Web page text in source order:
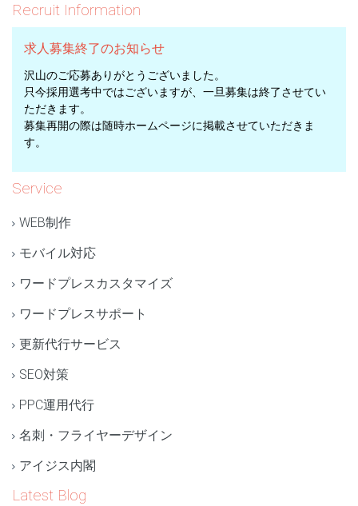
Recruit Information
求人募集終了のお知らせ
沢山のご応募ありがとうございました。
只今採用選考中ではございますが、一旦募集は終了させてい
ただきます。
募集再開の際は随時ホームページに掲載させていただきま
す。
Service
WEB制作
モバイル対応
ワードプレスカスタマイズ
ワードプレスサポート
更新代行サービス
SEO対策
PPC運用代行
名刺・フライヤーデザイン
アイジス内閣
Latest Blog